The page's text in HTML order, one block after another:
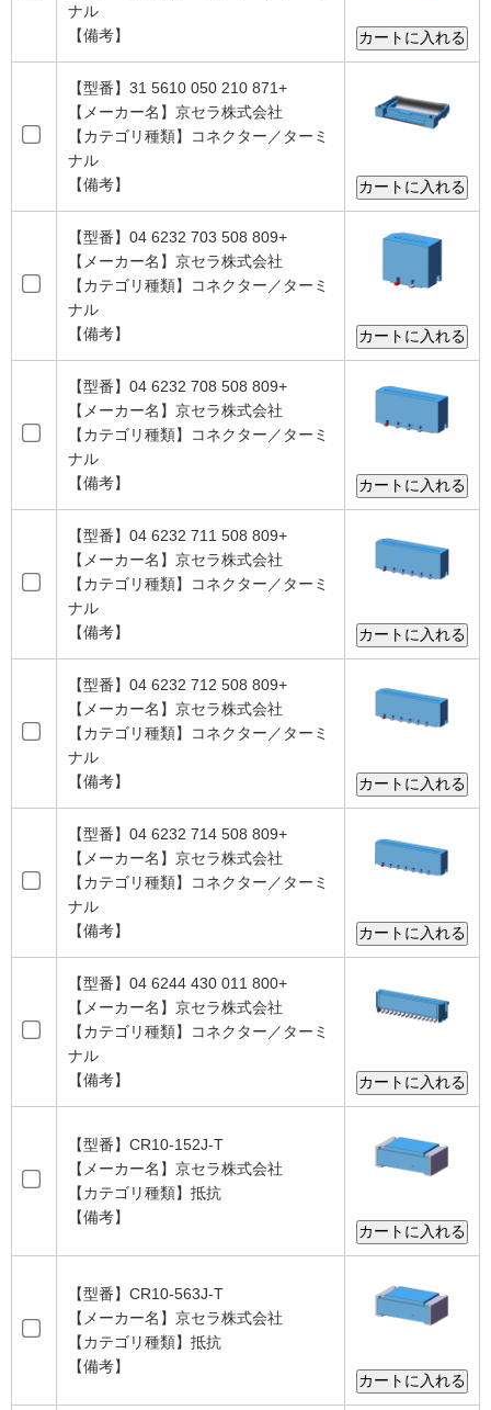
ナル
【備考】
【型番】31 5610 050 210 871+
【メーカー名】京セラ株式会社
【カテゴリ種類】コネクター／ターミ
ナル
【備考】
【型番】04 6232 703 508 809+
【メーカー名】京セラ株式会社
【カテゴリ種類】コネクター／ターミ
ナル
【備考】
【型番】04 6232 708 508 809+
【メーカー名】京セラ株式会社
【カテゴリ種類】コネクター／ターミ
ナル
【備考】
【型番】04 6232 711 508 809+
【メーカー名】京セラ株式会社
【カテゴリ種類】コネクター／ターミ
ナル
【備考】
【型番】04 6232 712 508 809+
【メーカー名】京セラ株式会社
【カテゴリ種類】コネクター／ターミ
ナル
【備考】
【型番】04 6232 714 508 809+
【メーカー名】京セラ株式会社
【カテゴリ種類】コネクター／ターミ
ナル
【備考】
【型番】04 6244 430 011 800+
【メーカー名】京セラ株式会社
【カテゴリ種類】コネクター／ターミ
ナル
【備考】
【型番】CR10-152J-T
【メーカー名】京セラ株式会社
【カテゴリ種類】抵抗
【備考】
【型番】CR10-563J-T
【メーカー名】京セラ株式会社
【カテゴリ種類】抵抗
【備考】